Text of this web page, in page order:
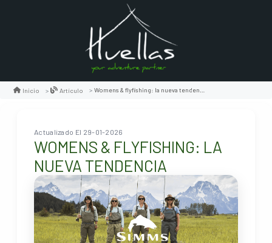
Inicio Artículo Womens & flyfishing: la nueva tendencia
Actualizado El 29-01-2026
WOMENS & FLYFISHING: LA
NUEVA TENDENCIA